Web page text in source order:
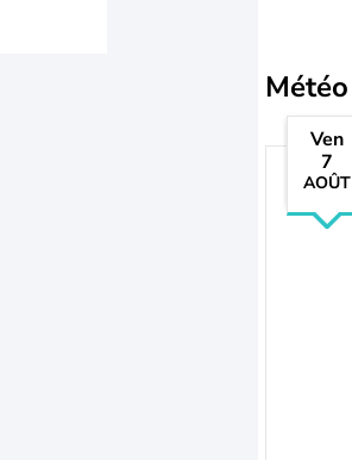
Météo
Ven
7
AOÛT